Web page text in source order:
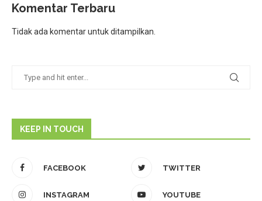
Komentar Terbaru
Tidak ada komentar untuk ditampilkan.
KEEP IN TOUCH
FACEBOOK TWITTER
INSTAGRAM YOUTUBE